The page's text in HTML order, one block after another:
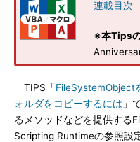
連載目次
※本Tips
TIPS「
ォルダをコピーするには 」
るメソッドなどを提供する
Scripting Runtimeの参照設